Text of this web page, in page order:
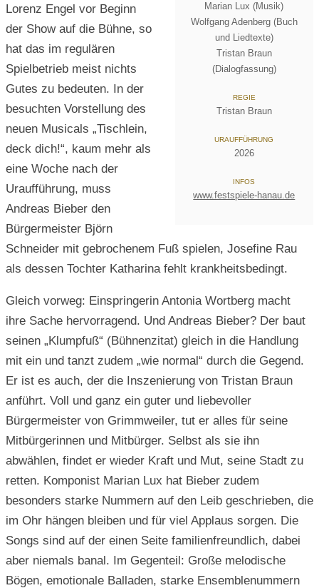
Marian Lux (Musik)
Wolfgang Adenberg (Buch
und Liedtexte)
Tristan Braun
(Dialogfassung)
REGIE
Tristan Braun
URAUFFÜHRUNG
2026
INFOS
www.festspiele-hanau.de
Lorenz Engel vor Beginn
der Show auf die Bühne, so
hat das im regulären
Spielbetrieb meist nichts
Gutes zu bedeuten. In der
besuchten Vorstellung des
neuen Musicals „Tischlein,
deck dich!“, kaum mehr als
eine Woche nach der
Uraufführung, muss
Andreas Bieber den
Bürgermeister Björn
Schneider mit gebrochenem Fuß spielen, Josefine Rau
als dessen Tochter Katharina fehlt krankheitsbedingt.
Gleich vorweg: Einspringerin Antonia Wortberg macht
ihre Sache hervorragend. Und Andreas Bieber? Der baut
seinen „Klumpfuß“ (Bühnenzitat) gleich in die Handlung
mit ein und tanzt zudem „wie normal“ durch die Gegend.
Er ist es auch, der die Inszenierung von Tristan Braun
anführt. Voll und ganz ein guter und liebevoller
Bürgermeister von Grimmweiler, tut er alles für seine
Mitbürgerinnen und Mitbürger. Selbst als sie ihn
abwählen, findet er wieder Kraft und Mut, seine Stadt zu
retten. Komponist Marian Lux hat Bieber zudem
besonders starke Nummern auf den Leib geschrieben, die
im Ohr hängen bleiben und für viel Applaus sorgen. Die
Songs sind auf der einen Seite familienfreundlich, dabei
aber niemals banal. Im Gegenteil: Große melodische
Bögen, emotionale Balladen, starke Ensemblenummern